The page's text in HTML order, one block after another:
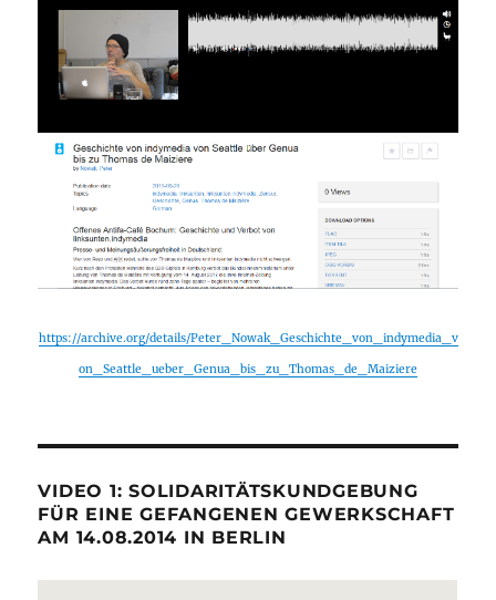
https://archive.org/details/Peter_Nowak_Geschichte_von_indymedia_v
on_Seattle_ueber_Genua_bis_zu_Thomas_de_Maiziere
VIDEO 1: SOLIDARITÄTSKUNDGEBUNG
FÜR EINE GEFANGENEN GEWERKSCHAFT
AM 14.08.2014 IN BERLIN